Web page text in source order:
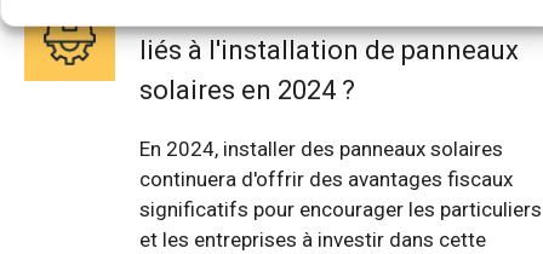
liés à l'installation de panneaux
solaires en 2024 ?
En 2024, installer des panneaux solaires
continuera d'offrir des avantages fiscaux
significatifs pour encourager les particuliers
et les entreprises à investir dans cette